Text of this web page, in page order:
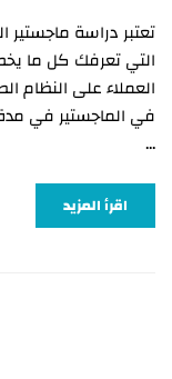
تعتبر دراسة ماجستير
التي تعرفك كل ما
العملاء على النظام
…
اقرأ المزيد